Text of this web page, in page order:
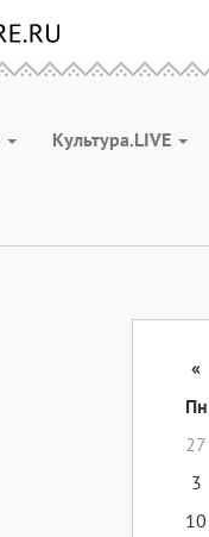
Культура.LIVE
«
Пн
27
3
10